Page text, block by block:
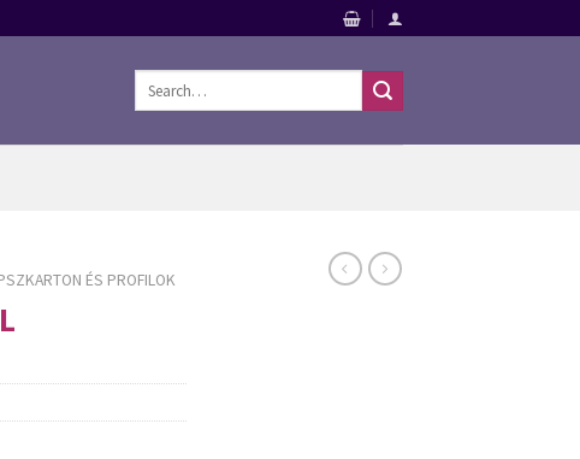
ÉS PROFILOK